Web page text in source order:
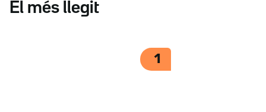
El més llegit
1